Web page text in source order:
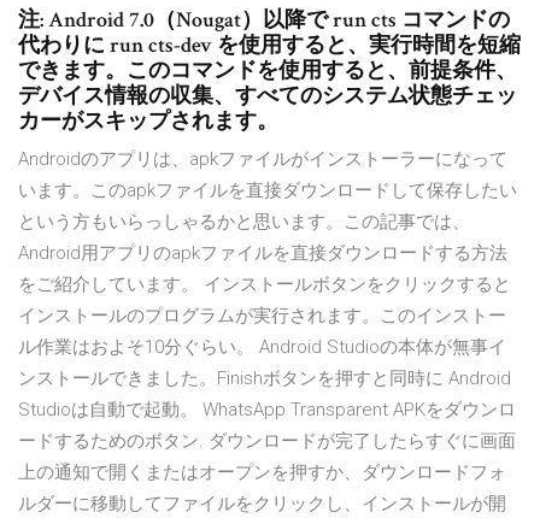
注: Android 7.0（Nougat）以降で run cts コマンドの
代わりに run cts-dev を使用すると、実行時間を短縮
できます。このコマンドを使用すると、前提条件、
デバイス情報の収集、すべてのシステム状態チェッ
カーがスキップされます。
Androidのアプリは、apkファイルがインストーラーになって
います。このapkファイルを直接ダウンロードして保存したい
という方もいらっしゃるかと思います。この記事では、
Android用アプリのapkファイルを直接ダウンロードする方法
をご紹介しています。 インストールボタンをクリックすると
インストールのプログラムが実行されます。このインストー
ル作業はおよそ10分ぐらい。 Android Studioの本体が無事イ
ンストールできました。Finishボタンを押すと同時に Android
Studioは自動で起動。 WhatsApp Transparent APKをダウンロ
ードするためのボタン. ダウンロードが完了したらすぐに画面
上の通知で開くまたはオープンを押すか、ダウンロードフォ
ルダーに移動してファイルをクリックし、インストールが開